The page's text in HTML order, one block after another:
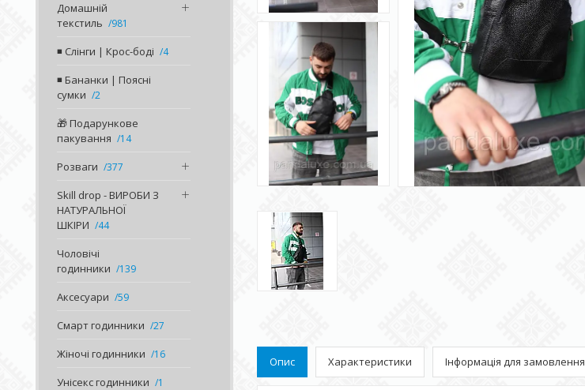
Домашній
текстиль
981
◾️ Слінги | Крос-боді 4
◾️ Бананки | Поясні
сумки
2
🎁 Подарункове
пакування
14
Розваги 377
Skill drop - ВИРОБИ З
НАТУРАЛЬНОЇ
ШКІРИ
44
Чоловічі
годинники
139
Аксесуари 59
Смарт годинники 27
Жіночі годинники 16
Унісекс годинники 1
Опис Характеристики Інформація для замовлення